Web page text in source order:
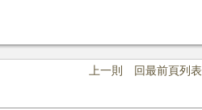
上一則 回最前頁列表